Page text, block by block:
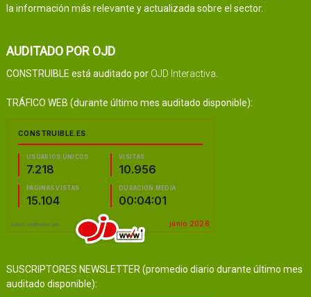
la información más relevante y actualizada sobre el sector.
AUDITADO POR OJD
CONSTRUIBLE está auditado por OJD Interactiva
TRÁFICO WEB (durante último mes auditado disponible):
SUSCRIPTORES NEWSLETTER (promedio diario durante último mes
auditado disponible):